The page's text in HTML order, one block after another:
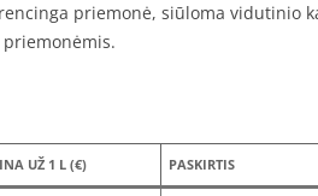
priemonė, siūloma vidutinio
UŽ 1 L (€) PASKIRTIS